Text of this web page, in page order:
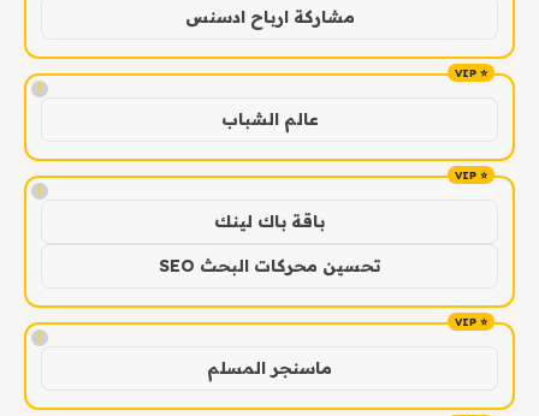
مشاركة ارباح ادسنس
!
عالم الشباب
!
باقة باك لينك
تحسين محركات البحث SEO
!
ماسنجر المسلم